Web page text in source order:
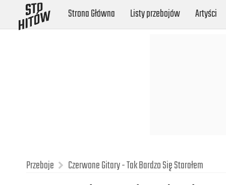
Strona Główna Listy przebojów Artyści
Przeboje Czerwone Gitary - Tak Bardzo Się Starałem